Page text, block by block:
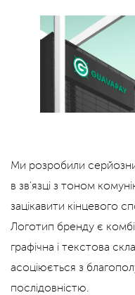
Ми розробили
в зв'язці з тоном
зацікавити кінцевого
Логотип бренду є
графічна і текстова
асоціюється з
послідовністю.